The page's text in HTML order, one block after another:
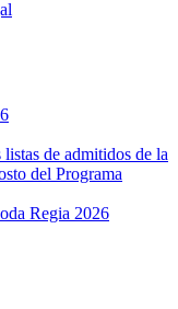
de admitidos de la
del Programa
Regia 2026